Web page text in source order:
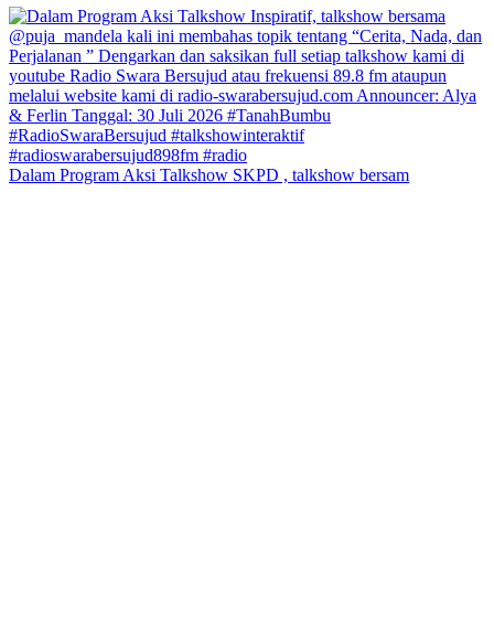
Dalam Program Aksi Talkshow SKPD , talkshow bersam